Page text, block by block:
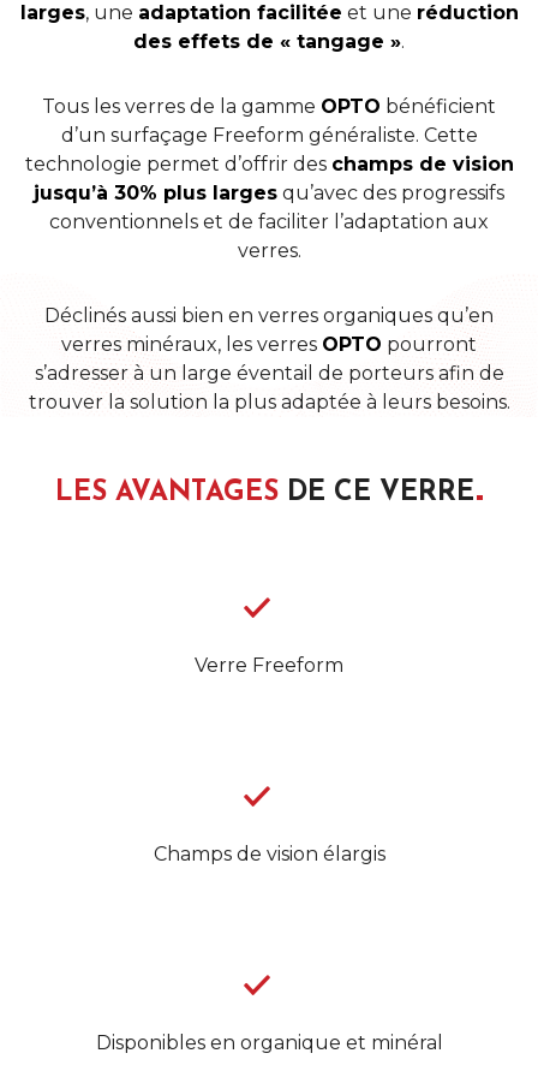
larges, une adaptation facilitée et une réduction
des effets de « tangage ».
Tous les verres de la gamme OPTO bénéficient
d’un surfaçage Freeform généraliste. Cette
technologie permet d’offrir des champs de vision
jusqu’à 30% plus larges qu’avec des progressifs
conventionnels et de faciliter l’adaptation aux
verres.
Déclinés aussi bien en verres organiques qu’en
verres minéraux, les verres OPTO pourront
s’adresser à un large éventail de porteurs afin de
trouver la solution la plus adaptée à leurs besoins.
LES AVANTAGES DE CE VERRE
Verre Freeform
Champs de vision élargis
Disponibles en organique et minéral